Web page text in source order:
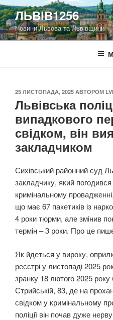
Перейти
до
вмісту
ЛЬВІВ1256
Новини Львова та Львівщини
ОПУБЛІКОВАНО
25 ЛИСТОПАДА, 2025 АВТОРОМ
Львівська
випадкового
свідком, він
закладчиком
Сихівський районний суд
закладчику, який
кримінальному
що має 67 пакетиків із
4 роки тюрми, але змінив
термін – 3 роки. Про це
Як йдеться у вироку,
реєстрі у листопаді 2025
зранку 18 лютого 2025
Стрийській, 83, де на
свідком у кримінальному
поліції він почав дуже